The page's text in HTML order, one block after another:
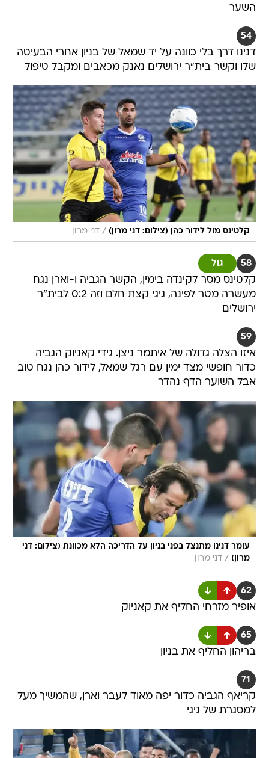
השער
54
דנינו דרך בלי כוונה על יד שמאל של בניון אחרי הבעיטה
שלו וקשר בית"ר ירושלים נאנק מכאבים ומקבל טיפול
קלטינס מול לידור כהן (צילום: דני מרון) / דני מרון
58 גול
קלטינס מסר לקינדה בימין, הקשר הגביה ו-וארן נגח
מעשרה מטר לפינה, גיגי קצת חלם וזה 0:2 לבית"ר
ירושלים
59
איזו הצלה גדולה של איתמר ניצן. גידי קאניוק הגביה
כדור חופשי מצד ימין עם רגל שמאל, לידור כהן נגח טוב
אבל השוער הדף נהדר
עומר דנינו מתנצל בפני בניון על הדריכה הלא מכוונת (צילום: דני
מרון) / דני מרון
62
אופיר מזרחי החליף את קאניוק
65
בריהון החליף את בניון
71
קריאף הגביה כדור יפה מאוד לעבר וארן, שהמשיך מעל
למסגרת של גיגי